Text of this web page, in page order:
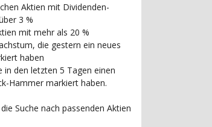
Aktien mit Dividenden-
3 %
mit mehr als 20 %
die gestern ein neues
haben
in den letzten 5 Tagen einen
Hammer markiert haben.
Suche nach passenden Aktien